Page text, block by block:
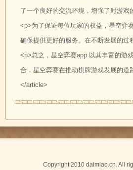
了一个良好的交流环境，增强了对游戏
<p>为了保证每位玩家的权益，星空弈
确保提供更好的服务。在不断发展的
<p>总之，星空弈赛app 以其丰富的游
合，星空弈赛在推动棋牌游戏发展的
</article>
Copyright 2010 daimiao.cn. All